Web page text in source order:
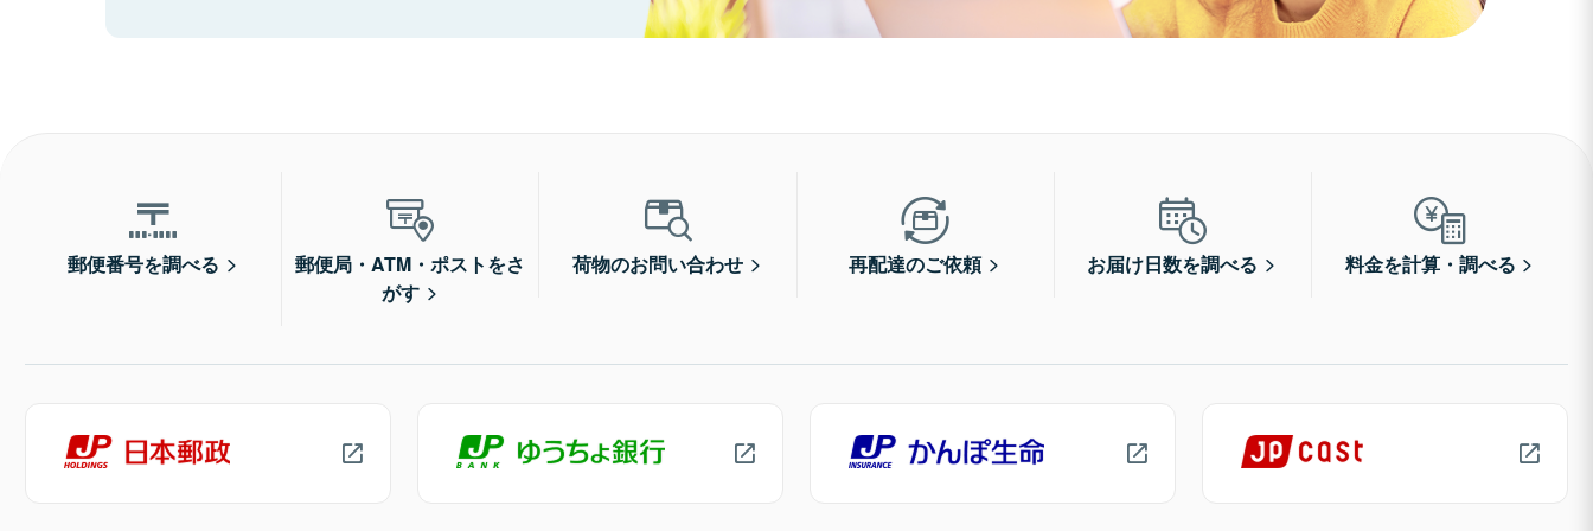
郵便番号を調べる
郵便局・ATM・ポストをさ
がす
荷物のお問い合わせ 再配達のご依頼 お届け日数を調べる 料金を計算・調べる